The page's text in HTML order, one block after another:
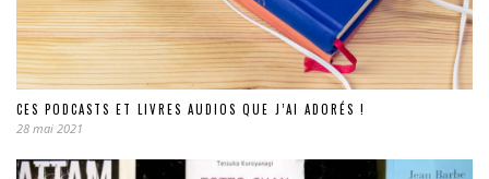
CES PODCASTS ET LIVRES AUDIOS QUE J’AI ADORÉS !
28 mai 2021